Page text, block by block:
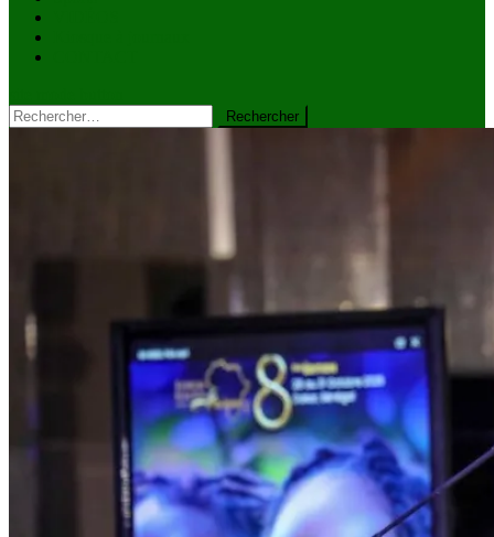
Rechercher :